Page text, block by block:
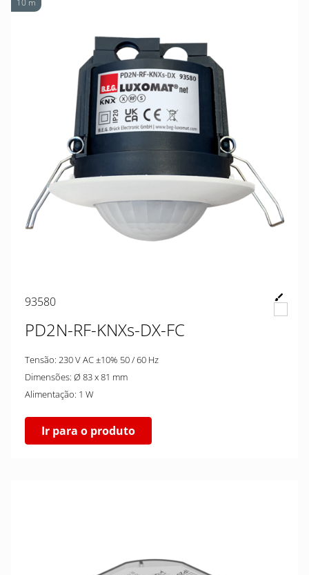
10 m
93580
PD2N-RF-KNXs-DX-FC
Tensão: 230 V AC ±10% 50 / 60 Hz
Dimensões: Ø 83 x 81 mm
Alimentação: 1 W
Ir para o produto